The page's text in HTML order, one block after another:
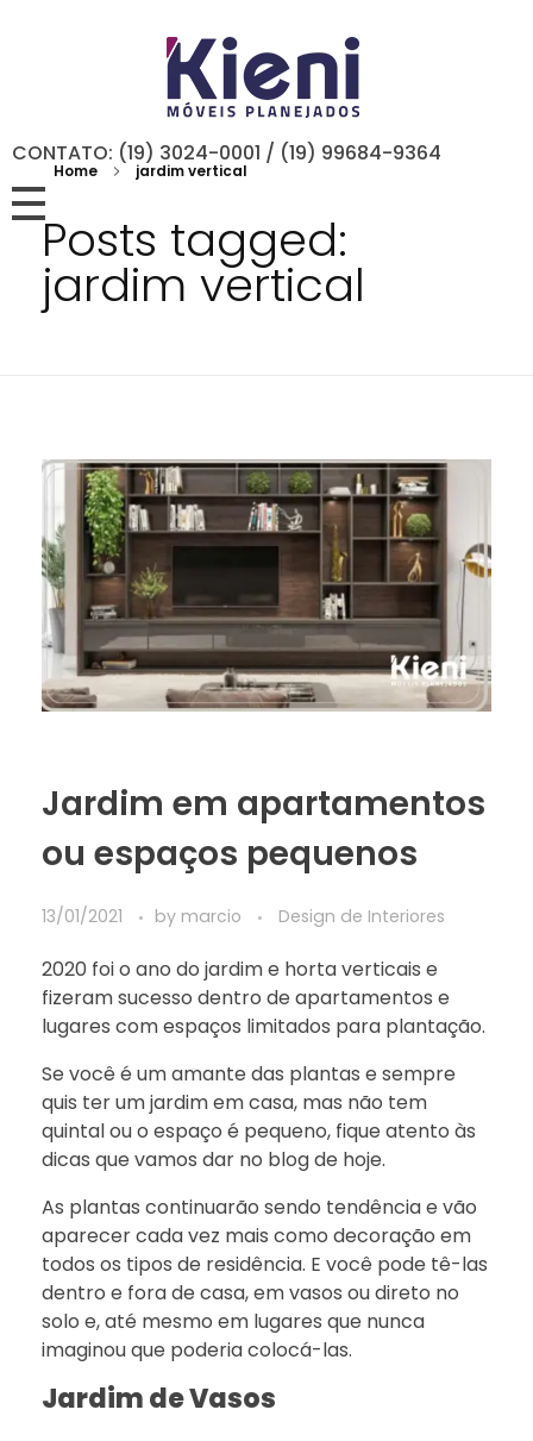
CONTATO: (19) 3024-0001 / (19) 99684-9364
Home jardim vertical
Posts tagged:
jardim vertical
Jardim em apartamentos
ou espaços pequenos
13/01/2021 by marcio Design de Interiores
2020 foi o ano do jardim e horta verticais e
fizeram sucesso dentro de apartamentos e
lugares com espaços limitados para plantação.
Se você é um amante das plantas e sempre
quis ter um jardim em casa, mas não tem
quintal ou o espaço é pequeno, fique atento às
dicas que vamos dar no blog de hoje.
As plantas continuarão sendo tendência e vão
aparecer cada vez mais como decoração em
todos os tipos de residência. E você pode tê-las
dentro e fora de casa, em vasos ou direto no
solo e, até mesmo em lugares que nunca
imaginou que poderia colocá-las.
Jardim de Vasos